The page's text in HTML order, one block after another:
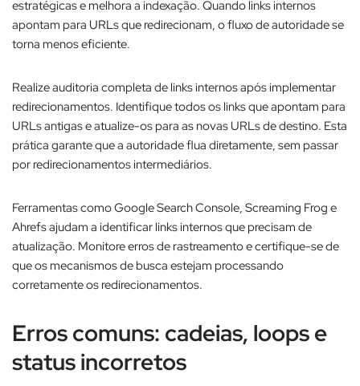
estratégicas e melhora a indexação. Quando links internos
apontam para URLs que redirecionam, o fluxo de autoridade se
torna menos eficiente.​
Realize auditoria completa de links internos após implementar
redirecionamentos. Identifique todos os links que apontam para
URLs antigas e atualize-os para as novas URLs de destino. Esta
prática garante que a autoridade flua diretamente, sem passar
por redirecionamentos intermediários.​
Ferramentas como Google Search Console, Screaming Frog e
Ahrefs ajudam a identificar links internos que precisam de
atualização. Monitore erros de rastreamento e certifique-se de
que os mecanismos de busca estejam processando
corretamente os redirecionamentos.
Erros comuns: cadeias, loops e
status incorretos